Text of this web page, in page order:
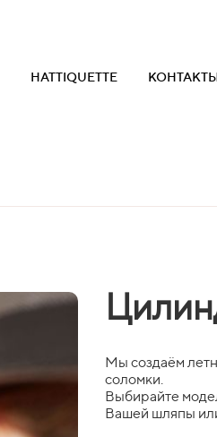
HATTIQUETTE
Мы создаём
соломки.
Выбирайте
Вашей шляпы